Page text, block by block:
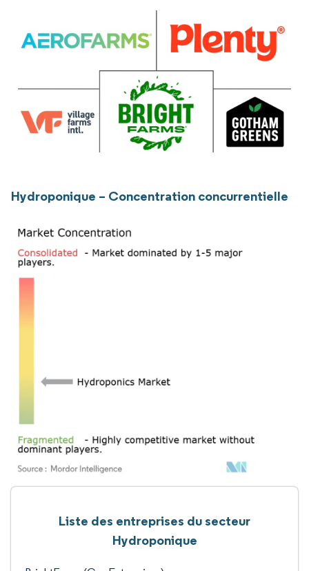
Hydroponique – Concentration concurrentielle
Liste des entreprises du secteur
Hydroponique